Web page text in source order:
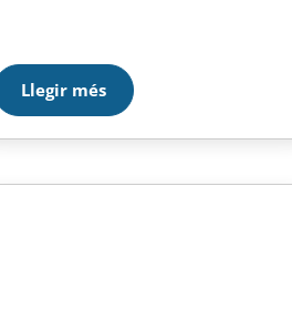
l’organitzador i una final èpica on
capaços de remuntar 3 gols
l’última part amb un parcial de 4-0
dona la tercera corona.
FEDERACIÓN I elles també fan
Llegir més